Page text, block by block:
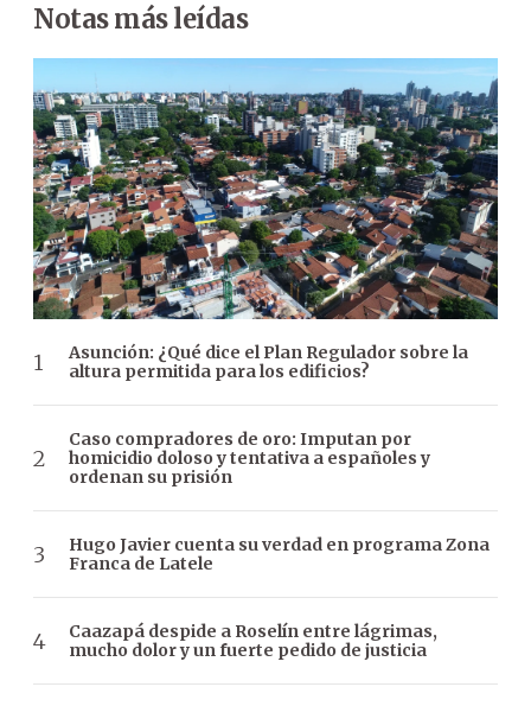
Notas más leídas
Asunción: ¿Qué dice el Plan Regulador sobre la
altura permitida para los edificios?
Caso compradores de oro: Imputan por
homicidio doloso y tentativa a españoles y
ordenan su prisión
Hugo Javier cuenta su verdad en programa Zona
Franca de Latele
Caazapá despide a Roselín entre lágrimas,
mucho dolor y un fuerte pedido de justicia